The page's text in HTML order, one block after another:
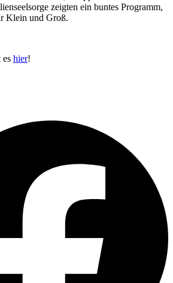
zeigten ein buntes Programm,
Klein und Groß.
es hier!